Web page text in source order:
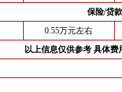
保险/贷款
0.55万元左右
以上信息仅供参考 具体费